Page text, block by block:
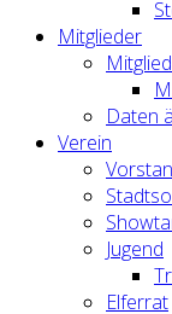
Mitglieder
Daten
Verein
Jugend
Elferrat